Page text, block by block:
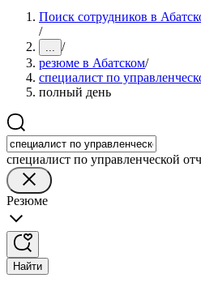
Поиск сотрудников в
/
... /
резюме в Абатском/
специалист по
полный день
специалист по управленческой
Резюме
Найти